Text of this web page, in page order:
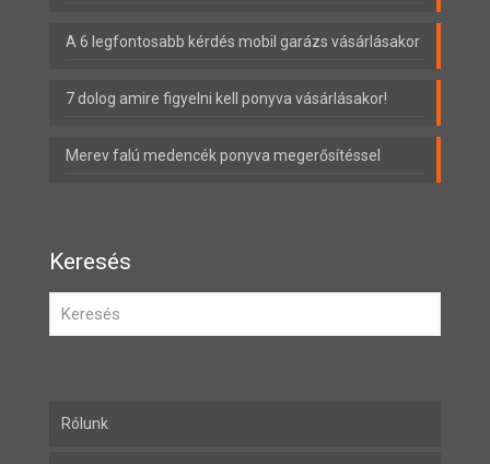
A 6 legfontosabb kérdés mobil garázs vásárlásakor
7 dolog amire figyelni kell ponyva vásárlásakor!
Merev falú medencék ponyva megerősítéssel
Keresés
Rólunk